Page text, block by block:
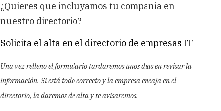
¿Quieres que incluyamos tu compañia en
nuestro directorio?
Solicita el alta en el directorio de empresas IT
Una vez relleno el formulario tardaremos unos días en revisar la
información. Si está todo correcto y la empresa encaja en el
directorio, la daremos de alta y te avisaremos.